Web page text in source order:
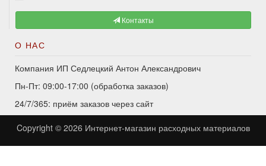
Контакты
О НАС
Компания ИП Седлецкий Антон Александрович
Пн-Пт: 09:00-17:00 (обработка заказов)
24/7/365: приём заказов через сайт
Copyright © 2026 Интернет-магазин расходных материалов